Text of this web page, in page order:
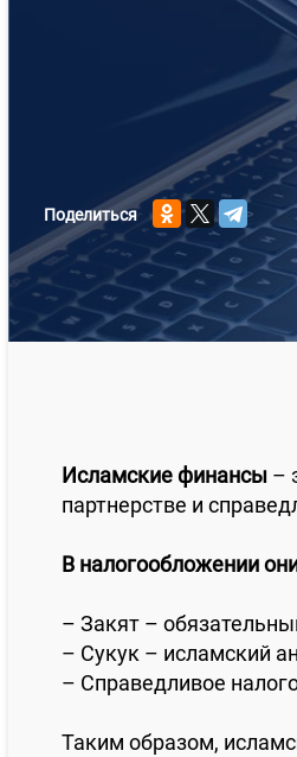
Поделиться
Исламские финансы –
партнерстве и
В налогообложении
– Закят –
– Сукук – исламский
– Справедливое
Таким образом,